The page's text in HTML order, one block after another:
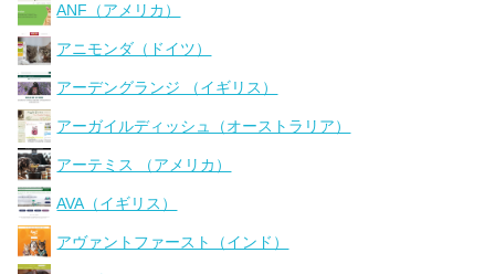
ANF（アメリカ）
アニモンダ（ドイツ）
アーデングランジ （イギリス）
アーガイルディッシュ（オーストラリア）
アーテミス （アメリカ）
AVA（イギリス）
アヴァントファースト（インド）